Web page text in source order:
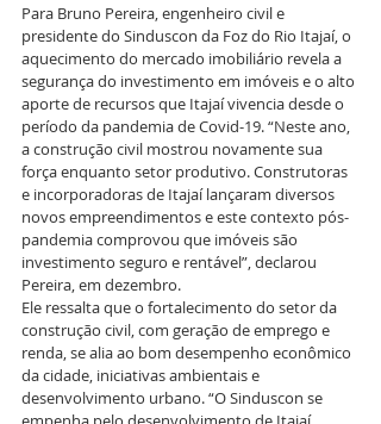
Para Bruno Pereira, engenheiro civil e
presidente do Sinduscon da Foz do Rio Itajaí, o
aquecimento do mercado imobiliário revela a
segurança do investimento em imóveis e o alto
aporte de recursos que Itajaí vivencia desde o
período da pandemia de Covid-19. “Neste ano,
a construção civil mostrou novamente sua
força enquanto setor produtivo. Construtoras
e incorporadoras de Itajaí lançaram diversos
novos empreendimentos e este contexto pós-
pandemia comprovou que imóveis são
investimento seguro e rentável”, declarou
Pereira, em dezembro.
Ele ressalta que o fortalecimento do setor da
construção civil, com geração de emprego e
renda, se alia ao bom desempenho econômico
da cidade, iniciativas ambientais e
desenvolvimento urbano. “O Sinduscon se